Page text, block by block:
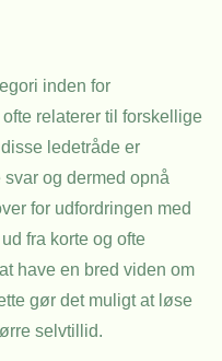
inden for
relaterer til forskellige
ledetråde er
og dermed opnå
for udfordringen med
fra korte og ofte
have en bred viden om
gør det muligt at løse
selvtillid.